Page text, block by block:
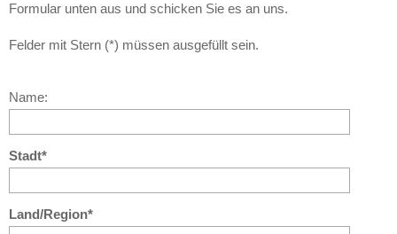
Formular unten aus und schicken Sie es an uns.
Felder mit Stern (*) müssen ausgefüllt sein.
Name:
Stadt*
Land/Region*